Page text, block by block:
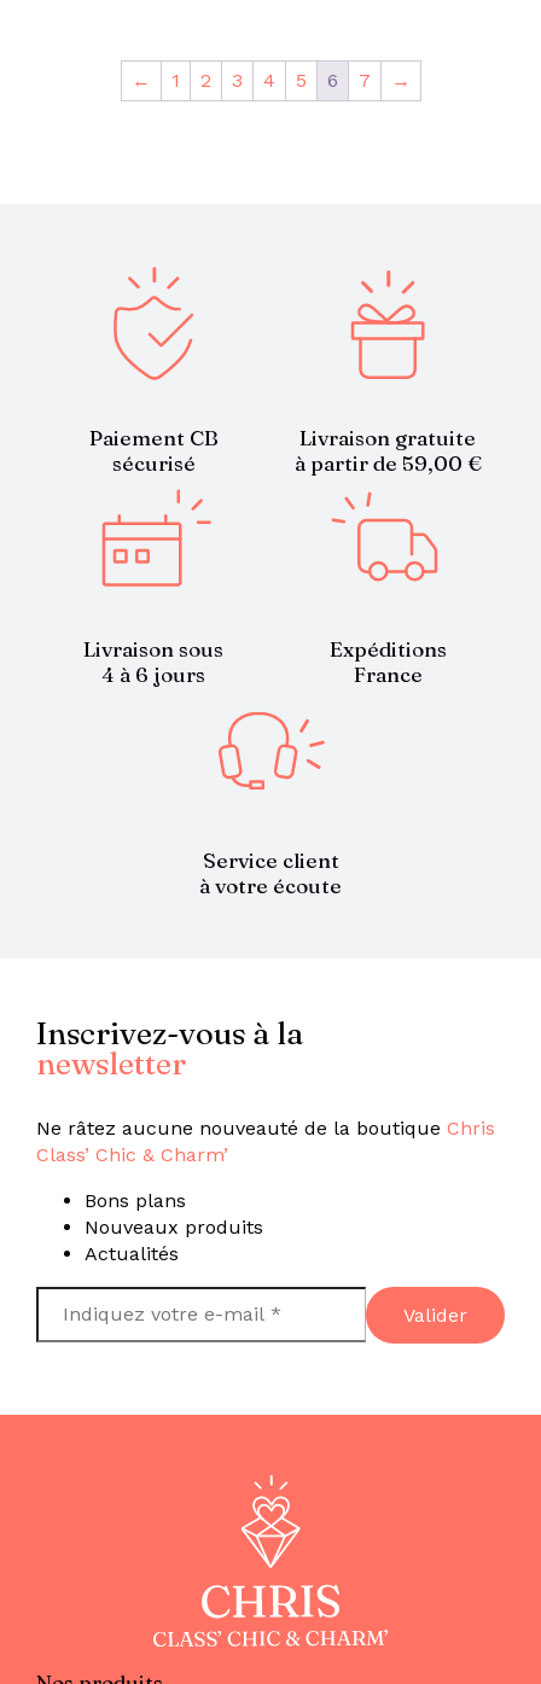
← 1 2 3 4 5 6 7 →
Paiement CB
sécurisé
Livraison gratuite
à partir de 59,00 €
Livraison sous
4 à 6 jours
Expéditions
France
Service client
à votre écoute
Inscrivez-vous à la
newsletter
Ne râtez aucune nouveauté de la boutique Chris
Class’ Chic & Charm’
Bons plans
Nouveaux produits
Actualités